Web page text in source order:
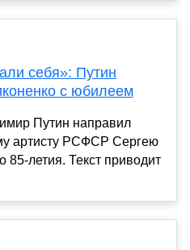
себя»: Путин
с юбилеем
Путин направил
артисту РСФСР Сергею
85-летия. Текст приводит